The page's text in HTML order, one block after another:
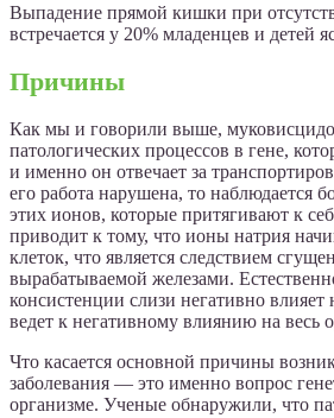
Выпадение прямой кишки при
встречается у 20% младенцев и детей
Причины
Как мы и говорили выше,
патологических процессов в гене,
и именно он отвечает за
его работа нарушена, то наблюдается
этих ионов, которые притягивают к
приводит к тому, что ионы натрия
клеток, что является следствием
вырабатываемой железами.
консистенции слизи негативно
ведет к негативному влиянию на весь
Что касается основной причины
заболевания — это именно вопрос
организме. Ученые обнаружили, что